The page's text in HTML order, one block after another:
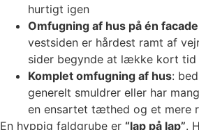
hurtigt igen
Omfugning af hus på én facade
vestsiden er hårdest ramt af
sider begynde at lække kort tid
Komplet omfugning af hus:
generelt smuldrer eller har
en ensartet tæthed og et mere
En hyppig faldgrube er “lap på lap”.